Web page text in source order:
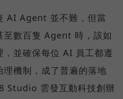
AI Agent 並不難，但當
至數百隻 Agent 時，該如
，並確保每位 AI 員工都遵
機制，成了普遍的落地
Studio 雲發互動科技創辦